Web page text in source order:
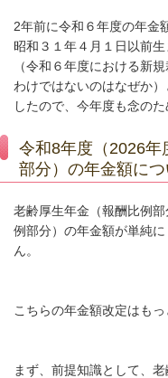
2年前に令和６年度の年金
昭和３１年４月１日以前
（令和６年度における新
わけではないのはなぜか
したので、 今年度も念のた
令和8年度（2026年
部分）の年金額につ
老齢厚生年金（報酬比例
例部分）の年金額が単純
ん。
こちらの年金額改定はもっ
まず、前提知識として、